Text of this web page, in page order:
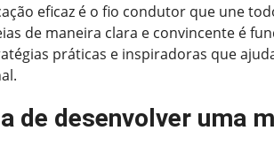
eficaz é o fio condutor que une
de maneira clara e convincente é
práticas e inspiradoras que
de desenvolver uma